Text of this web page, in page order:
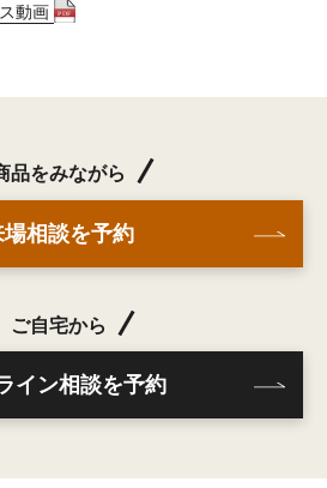
動画
品をみながら
場相談を予約
ご自宅から
イン相談を予約